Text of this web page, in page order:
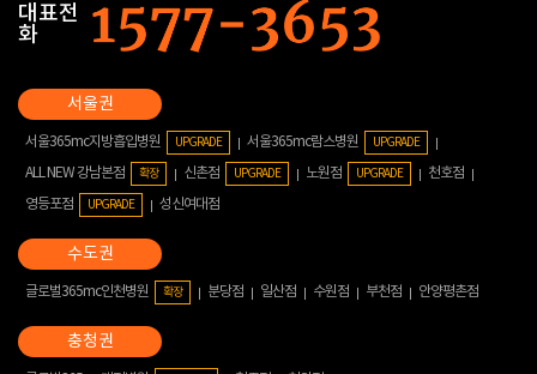
대표전
화
서울365mc지방흡입병원 UPGRADE 서울365mc람스병원 UPGRADE
ALL NEW 강남본점 확장 신촌점 UPGRADE 노원점 UPGRADE
천호점
영등포점
UPGRADE 성신여대점
글로벌365mc인천병원 확장 분당점 일산점 수원점 부천점 안양평촌점